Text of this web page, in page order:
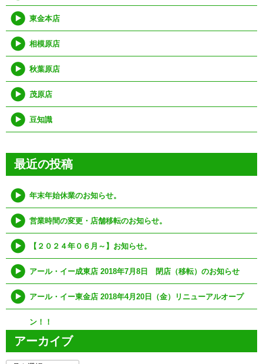
東金本店
相模原店
秋葉原店
茂原店
豆知識
最近の投稿
年末年始休業のお知らせ。
営業時間の変更・店舗移転のお知らせ。
【２０２４年０６月～】お知らせ。
アール・イー成東店 2018年7月8日 閉店（移転）のお知らせ
アール・イー東金店 2018年4月20日（金）リニューアルオープ
ン！！
アーカイブ
ア